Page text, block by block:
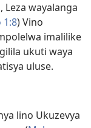
wayalanga
1:8) Vino
imalilike
ukuti waya
uluse.
lino Ukuzevya